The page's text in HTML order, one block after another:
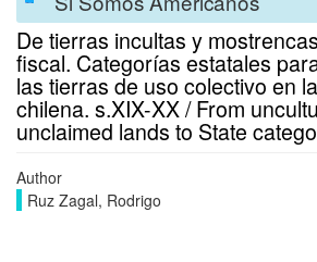
De tierras incultas y
fiscal. Categorías estatales
las tierras de uso colectivo en
chilena. s.XIX-XX / From
unclaimed lands to State
Author
Ruz Zagal, Rodrigo